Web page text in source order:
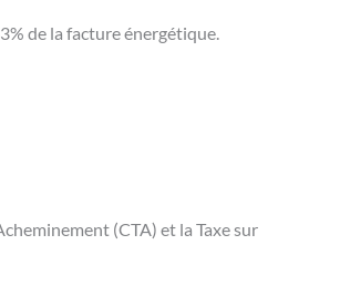
de la facture énergétique.
(CTA) et la Taxe sur